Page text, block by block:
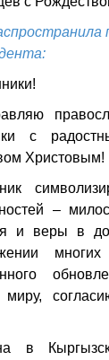
с
Христовым!
–
и веры в
в